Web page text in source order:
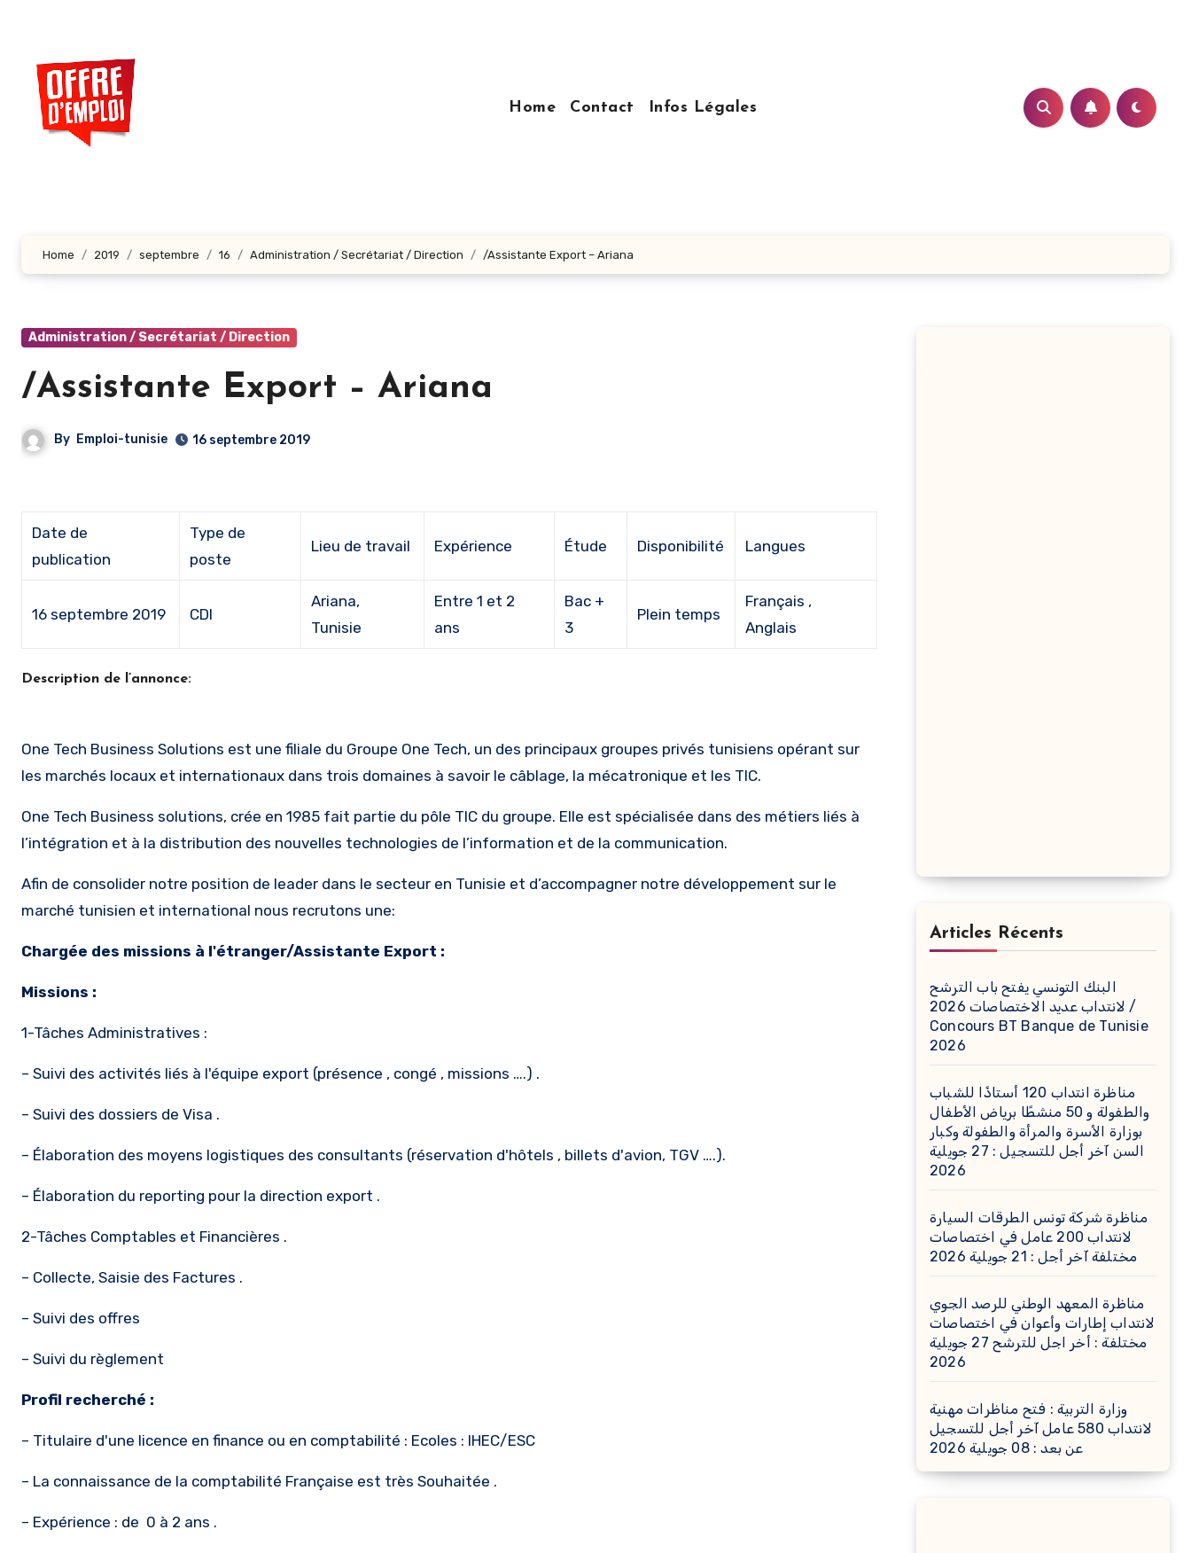
contenu
principal
Home
Contact Infos Légales
Home 2019 septembre 16 Administration / Secrétariat / Direction /Assistante Export – Ariana
Administration / Secrétariat / Direction
/Assistante Export – Ariana
By Emploi-tunisie 16 septembre 2019
Date de
publication
Type de
poste
Lieu de travail Expérience Étude Disponibilité Langues
16 septembre 2019 CDI
Ariana,
Tunisie
Entre 1 et 2
ans
Bac +
3
Plein temps
Français ,
Anglais
Description de l’annonce:
One Tech Business Solutions est une filiale du Groupe One Tech, un des principaux groupes privés tunisiens opérant sur
les marchés locaux et internationaux dans trois domaines à savoir le câblage, la mécatronique et les TIC.
One Tech Business solutions, crée en 1985 fait partie du pôle TIC du groupe. Elle est spécialisée dans des métiers liés à
l’intégration et à la distribution des nouvelles technologies de l’information et de la communication.
Afin de consolider notre position de leader dans le secteur en Tunisie et d’accompagner notre développement sur le
marché tunisien et international nous recrutons une:
Chargée des missions à l'étranger/Assistante Export :
Missions :
1-Tâches Administratives :
– Suivi des activités liés à l'équipe export (présence , congé , missions ….) .
– Suivi des dossiers de Visa .
– Élaboration des moyens logistiques des consultants (réservation d'hôtels , billets d'avion, TGV ….).
– Élaboration du reporting pour la direction export .
2-Tâches Comptables et Financières .
– Collecte, Saisie des Factures .
– Suivi des offres
– Suivi du règlement
Profil recherché :
– Titulaire d'une licence en finance ou en comptabilité : Ecoles : IHEC/ESC
– La connaissance de la comptabilité Française est très Souhaitée .
– Expérience : de 0 à 2 ans .
Articles Récents
البنك التونسي يفتح باب الترشح
لانتداب عديد الاختصاصات 2026 /
Concours BT Banque de Tunisie
2026
مناظرة انتداب 120 أستاذًا للشباب
والطفولة و 50 منشطًا برياض الأطفال
بوزارة الأسرة والمرأة والطفولة وكبار
السن آخر أجل للتسجيل : 27 جويلية
2026
مناظرة شركة تونس الطرقات السيارة
لانتداب 200 عامل في اختصاصات
مختلفة آخر أجل : 21 جويلية 2026
مناظرة المعهد الوطني للرصد الجوي
لانتداب إطارات وأعوان في اختصاصات
مختلفة : أخر اجل للترشح 27 جويلية
2026
وزارة التربية : فتح مناظرات مهنية
لانتداب 580 عامل آخر أجل للتسجيل
عن بعد : 08 جويلية 2026